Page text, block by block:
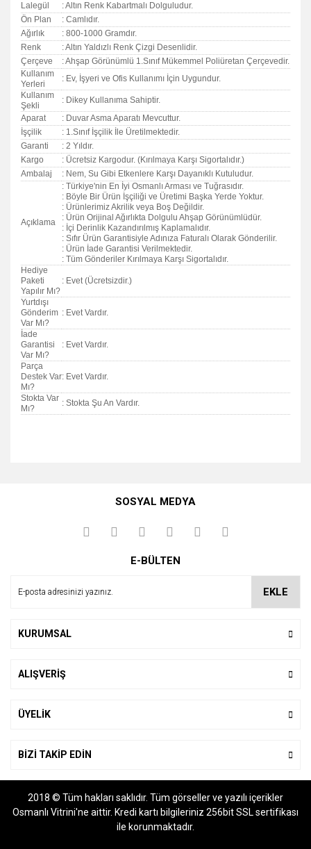
Lalegül
: Altın Renk Kabartmalı Dolguludur.
Ön Plan
: Camlıdır.
Ağırlık
: 800-1000 Gramdır.
Renk
: Altın Yaldızlı Renk Çizgi Desenlidir.
Çerçeve
: Ahşap Görünümlü 1.Sınıf Mükemmel Poliüretan Çerçevedir.
Kullanım
Yerleri
: Ev, İşyeri ve Ofis Kullanımı İçin Uygundur.
Kullanım
Şekli
: Dikey Kullanıma Sahiptir.
Aparat
: Duvar Asma Aparatı Mevcuttur.
İşçilik
: 1.Sınıf İşçilik İle Üretilmektedir.
Garanti
: 2 Yıldır.
Kargo
: Ücretsiz Kargodur. (Kırılmaya Karşı Sigortalıdır.)
Ambalaj
: Nem, Su Gibi Etkenlere Karşı Dayanıklı Kutuludur.
Açıklama
: Türkiye'nin En İyi Osmanlı Arması ve Tuğrasıdır.
: Böyle Bir Ürün İşçiliği ve Üretimi Başka Yerde Yoktur.
: Ürünlerimiz Akrilik veya Boş Değildir.
: Ürün Orijinal Ağırlıkta Dolgulu Ahşap Görünümlüdür.
: İçi Derinlik Kazandırılmış Kaplamalıdır.
: Sıfır Ürün Garantisiyle Adınıza Faturalı Olarak Gönderilir.
: Ürün İade Garantisi Verilmektedir.
: Tüm Gönderiler Kırılmaya Karşı Sigortalıdır.
Hediye
Paketi
Yapılır Mı?
: Evet (Ücretsizdir.)
Yurtdışı
Gönderim
Var Mı?
: Evet Vardır.
İade
Garantisi
Var Mı?
: Evet Vardır.
Parça
Destek Var
Mı?
: Evet Vardır.
Stokta Var
Mı?
: Stokta Şu An Vardır.
kullanarak tarafımıza iletebilirsiniz.
Görüş ve önerileriniz için teşekkür ederiz.
Ürün açıklamasında eksik bilgiler bulunuyor.
SOSYAL MEDYA
E-BÜLTEN
EKLE
KURUMSAL
ALIŞVERİŞ
ÜYELİK
BİZİ TAKİP EDİN
2018 © Tüm hakları saklıdır. Tüm görseller ve yazılı içerikler
Osmanlı Vitrini'ne aittir. Kredi kartı bilgileriniz 256bit SSL sertifikası
ile korunmaktadır.